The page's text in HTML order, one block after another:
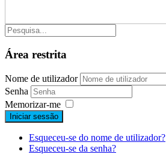
Área restrita
Nome de utilizador
Senha
Memorizar-me
Iniciar sessão
Esqueceu-se do nome de utilizador?
Esqueceu-se da senha?